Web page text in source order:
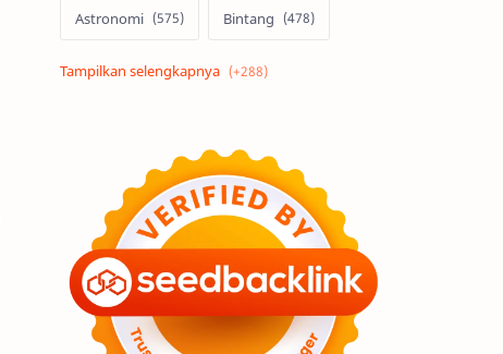
Astronomi Bintang
Alam semesta Galaksi
Tata Surya
Hype Astronot
Asteroid Observasi
Premium Komet